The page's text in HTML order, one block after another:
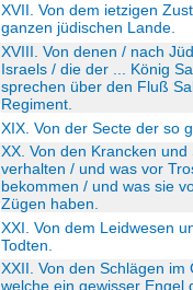
XVII. Von dem ietzigen
ganzen jüdischen Lande.
XVIII. Von denen / nach
Israels / die der ... König
sprechen über den Fluß
Regiment.
XIX. Von der Secte der so
XX. Von den Krancken
verhalten / und was vor
bekommen / und was sie
Zügen haben.
XXI. Von dem Leidwesen
Todten.
XXII. Von den Schlägen
welche ein gewisser Engel